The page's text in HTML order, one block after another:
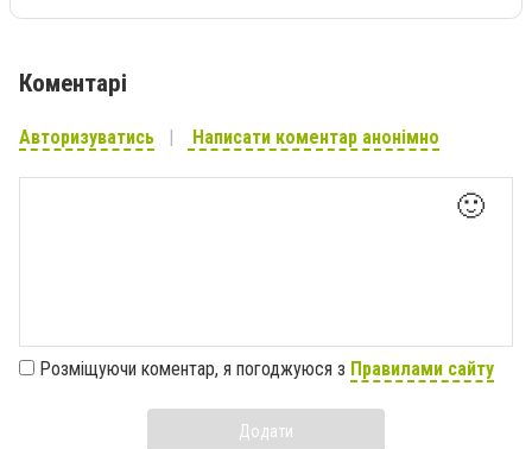
Коментарі
Авторизуватись Написати коментар анонімно
🙂
Розміщуючи коментар, я погоджуюся з Правилами сайту
Додати